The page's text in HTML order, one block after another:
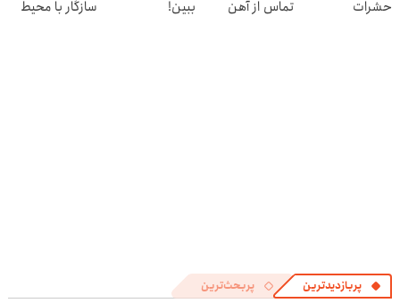
حشرات
تماس از آهن
ببین!
سازگار با محیط
پربازدیدترین پربحث‌ترین